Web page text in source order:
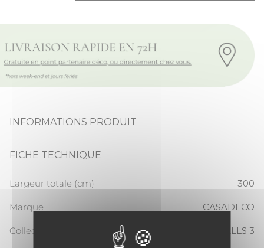
INFORMATIONS PRODUIT
FICHE TECHNIQUE
Largeur totale (cm) 300
Marque CASADECO
Collection WONDERWALLS 3